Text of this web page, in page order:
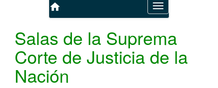
Toggle
navigation
home
Salas de la Suprema
Corte de Justicia de la
Nación